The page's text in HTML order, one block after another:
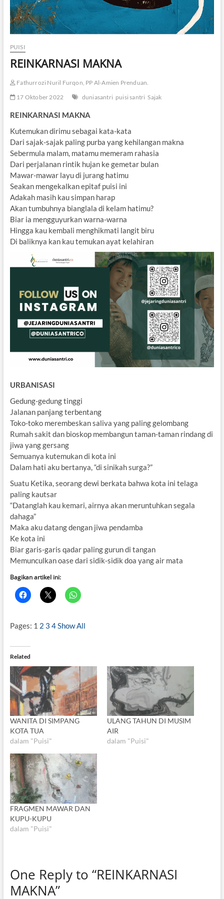
PUISI
REINKARNASI MAKNA
Fathurrozi Nuril Furqon, PP Al-Amien Prenduan.
17 Oktober 2022
duniasantri puisi santri Sajak
REINKARNASI MAKNA
Kutemukan dirimu sebagai kata-kata
Dari sajak-sajak paling purba yang kehilangan makna
Sebermula malam, matamu memeram rahasia
Dari perjalanan rintik hujan ke gemetar bulan
Mawar-mawar layu di jurang hatimu
Seakan mengekalkan epitaf puisi ini
Adakah masih kau simpan harap
Akan tumbuhnya bianglala di kelam hatimu?
Biar ia mengguyurkan warna-warna
Hingga kau kembali menghikmati langit biru
Di baliknya kan kau temukan ayat kelahiran
URBANISASI
Gedung-gedung tinggi
Jalanan panjang terbentang
Toko-toko merembeskan saliva yang paling gelombang
Rumah sakit dan bioskop membangun taman-taman rindang di
jiwa yang gersang
Semuanya kutemukan di kota ini
Dalam hati aku bertanya, “di sinikah surga?”
Suatu Ketika, seorang dewi berkata bahwa kota ini telaga
paling kautsar
“Datanglah kau kemari, airnya akan meruntuhkan segala
dahaga”
Maka aku datang dengan jiwa pendamba
Ke kota ini
Biar garis-garis qadar paling gurun di tangan
Memunculkan oase dari sidik-sidik doa yang air mata
Bagikan artikel ini:
Pages: 1 2 3 4Show All
Related
WANITA DI SIMPANG
KOTA TUA
dalam "Puisi"
ULANG TAHUN DI MUSIM
AIR
dalam "Puisi"
FRAGMEN MAWAR DAN
KUPU-KUPU
dalam "Puisi"
One Reply to “REINKARNASI
MAKNA”